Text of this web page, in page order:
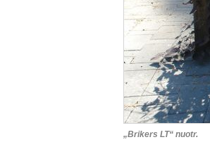
„Brikers LT“ nuotr.